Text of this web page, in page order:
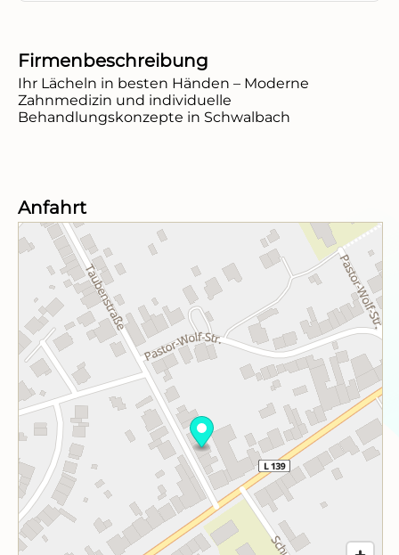
Firmenbeschreibung
Ihr Lächeln in besten Händen – Moderne
Zahnmedizin und individuelle
Behandlungskonzepte in Schwalbach
Anfahrt